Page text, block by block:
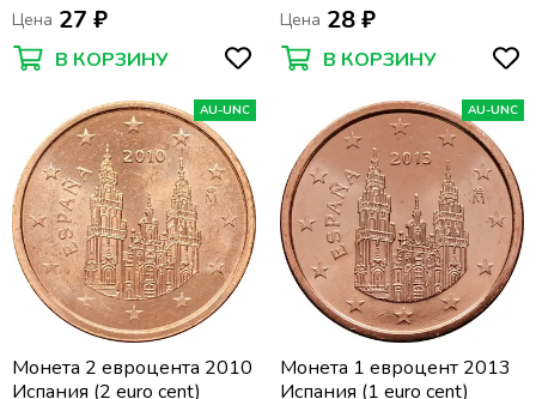
Цена 27 ₽
В КОРЗИНУ
Цена 28 ₽
В КОРЗИНУ
AU-UNC
Монета 2 евроцента 2010
Испания (2 euro cent)
AU-UNC
Монета 1 евроцент 2013
Испания (1 euro cent)